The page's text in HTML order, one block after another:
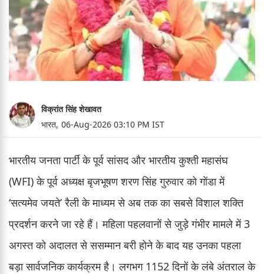
विक्रांत सिंह शेखावत
भारत, 06-Aug-2026 03:10 PM IST
भारतीय जनता पार्टी के पूर्व सांसद और भारतीय कुश्ती महासंघ
(WFI) के पूर्व अध्यक्ष बृजभूषण शरण सिंह गुरुवार को गोंडा में
‘सत्यमेव जयते’ रैली के माध्यम से अब तक का सबसे विशाल शक्ति
प्रदर्शन करने जा रहे हैं। महिला पहलवानों से जुड़े गंभीर मामले में 3
अगस्त को अदालत से ससम्मान बरी होने के बाद यह उनका पहला
बड़ा सार्वजनिक कार्यक्रम है। लगभग 1152 दिनों के लंबे अंतराल के